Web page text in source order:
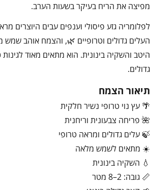
מפיצה את הריח בעיקר בשעות הערב.
לפלומריה גזע פיסולי וענפים עבים היוצרים
העלים גדולים וטרופיים 🌿, והצמח אוהב
היטב והשקיה בינונית. הוא מתאים מאוד לגינות
גדולים.
תיאור הצמח
🌴 עץ נוי טרופי נשיר חלקית
🌺 פריחה צבעונית וריחנית
🍃 עלים גדולים ומראה טרופי
☀️ מתאים לשמש מלאה
💧 השקיה בינונית
📏 גובה: 2–8 מטר